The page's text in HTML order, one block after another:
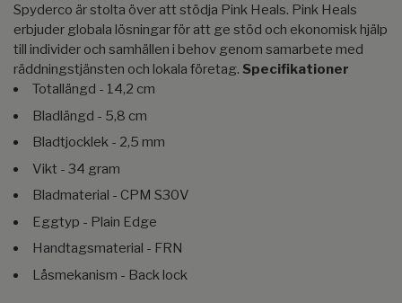
Spyderco är stolta över att stödja Pink Heals. Pink Heals
erbjuder globala lösningar för att ge stöd och ekonomisk hjälp
till individer och samhällen i behov genom samarbete med
räddningstjänsten och lokala företag. Specifikationer
Totallängd - 14,2 cm
Bladlängd - 5,8 cm
Bladtjocklek - 2,5 mm
Vikt - 34 gram
Bladmaterial - CPM S30V
Eggtyp - Plain Edge
Handtagsmaterial - FRN
Låsmekanism - Back lock